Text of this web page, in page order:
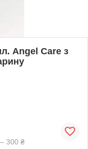
Angel Care з
300 ₴